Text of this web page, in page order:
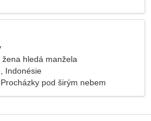
žena hledá manžela
Indonésie
pod širým nebem